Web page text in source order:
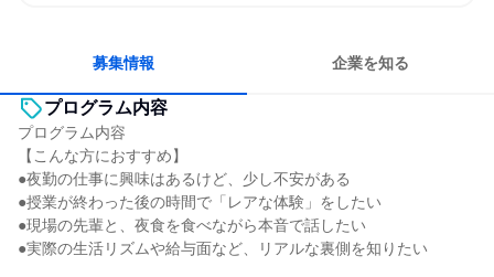
募集情報 企業を知る
プログラム内容
プログラム内容
【こんな方におすすめ】
●夜勤の仕事に興味はあるけど、少し不安がある
●授業が終わった後の時間で「レアな体験」をしたい
●現場の先輩と、夜食を食べながら本音で話したい
●実際の生活リズムや給与面など、リアルな裏側を知りたい